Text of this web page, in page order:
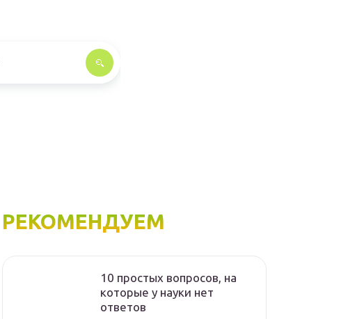
РЕКОМЕНДУЕМ
10 простых вопросов, на
которые у науки нет
ответов